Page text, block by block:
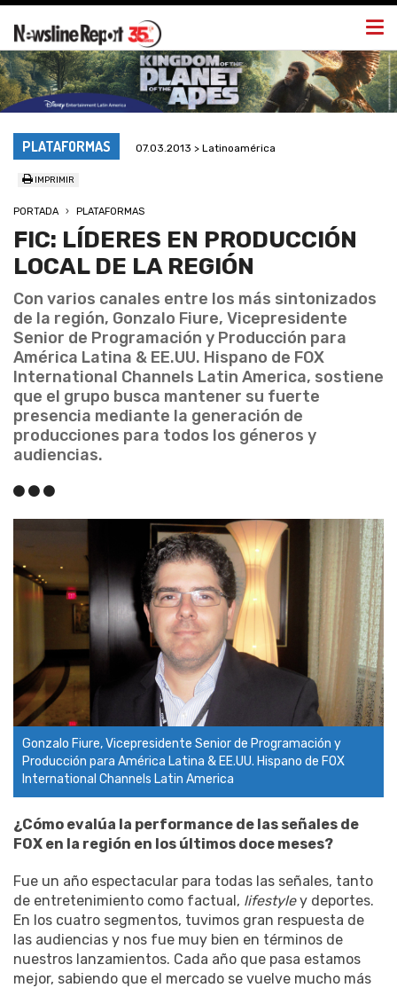
PLATAFORMAS 07.03.2013 > Latinoamérica
IMPRIMIR
PORTADA PLATAFORMAS
FIC: LÍDERES EN PRODUCCIÓN
LOCAL DE LA REGIÓN
Con varios canales entre los más sintonizados
de la región, Gonzalo Fiure, Vicepresidente
Senior de Programación y Producción para
América Latina & EE.UU. Hispano de FOX
International Channels Latin America, sostiene
que el grupo busca mantener su fuerte
presencia mediante la generación de
producciones para todos los géneros y
audiencias.
Gonzalo Fiure, Vicepresidente Senior de Programación y
Producción para América Latina & EE.UU. Hispano de FOX
International Channels Latin America
¿Cómo evalúa la performance de las señales de
FOX en la región en los últimos doce meses?
Fue un año espectacular para todas las señales, tanto
de entretenimiento como factual, lifestyley deportes.
En los cuatro segmentos, tuvimos gran respuesta de
las audiencias y nos fue muy bien en términos de
nuestros lanzamientos. Cada año que pasa estamos
mejor, sabiendo que el mercado se vuelve mucho más